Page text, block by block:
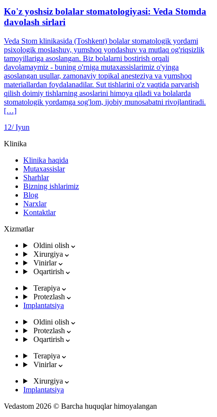
Ko'z yoshsiz bolalar stomatologiyasi: Veda Stomda
davolash sirlari
Veda Stom klinikasida (Toshkent) bolalar stomatologik yordami
psixologik moslashuv, yumshoq yondashuv va mutlaq og'riqsizlik
tamoyillariga asoslangan. Biz bolalarni bostirish orqali
davolamaymiz - buning o'rniga mutaxassislarimiz o'yinga
asoslangan usullar, zamonaviy topikal anesteziya va yumshoq
materiallardan foydalanadilar. Sut tishlarini o'z vaqtida parvarish
qilish doimiy tishlarning asoslarini himoya qiladi va bolalarda
stomatologik yordamga sog'lom, ijobiy munosabatni rivojlantiradi.
[…]
12/ Iyun
Klinika
Klinika haqida
Mutaxassislar
Sharhlar
Bizning ishlarimiz
Blog
Narxlar
Kontaktlar
Xizmatlar
Oldini olish
Xirurgiya
Vinirlar
Oqartirish
Terapiya
Protezlash
Implantatsiya
Oldini olish
Protezlash
Oqartirish
Terapiya
Vinirlar
Xirurgiya
Implantatsiya
Vedastom 2026 © Barcha huquqlar himoyalangan